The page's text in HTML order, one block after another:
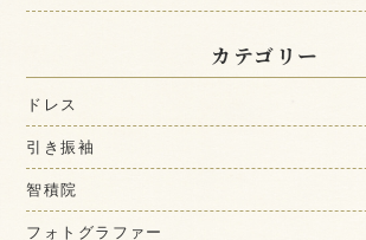
カテゴリー
ドレス
引き振袖
智積院
フォトグラファー